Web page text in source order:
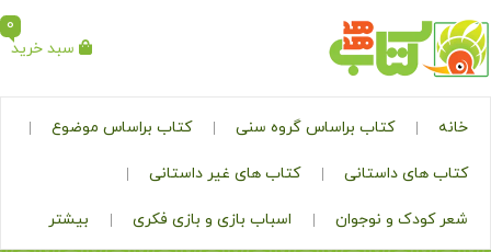
سبد خرید
0
خانه کتاب براساس گروه سنی کتاب براساس موضوع
کتاب های داستانی کتاب های غیر داستانی
شعر کودک و نوجوان اسباب بازی و بازی فکری بیشتر